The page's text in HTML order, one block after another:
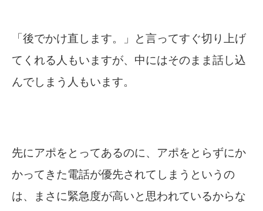
「後でかけ直します。」と言ってすぐ切り上げ
てくれる人もいますが、中にはそのまま話し込
んでしまう人もいます。
先にアポをとってあるのに、アポをとらずにか
かってきた電話が優先されてしまうというの
は、まさに緊急度が高いと思われているからな